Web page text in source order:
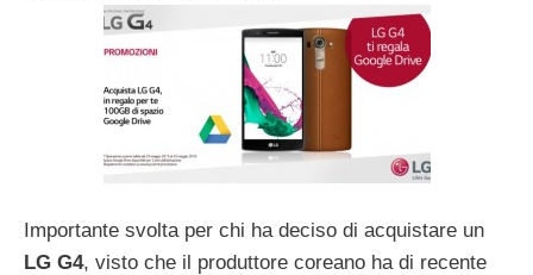
Importante svolta per chi ha deciso di acquistare un
LG G4, visto che il produttore coreano ha di recente